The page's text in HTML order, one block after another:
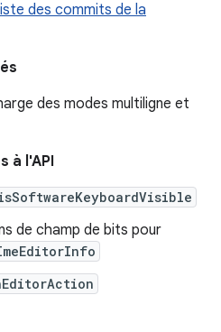
des commits de la
des modes multiligne et
à l'API
de champ de bits pour